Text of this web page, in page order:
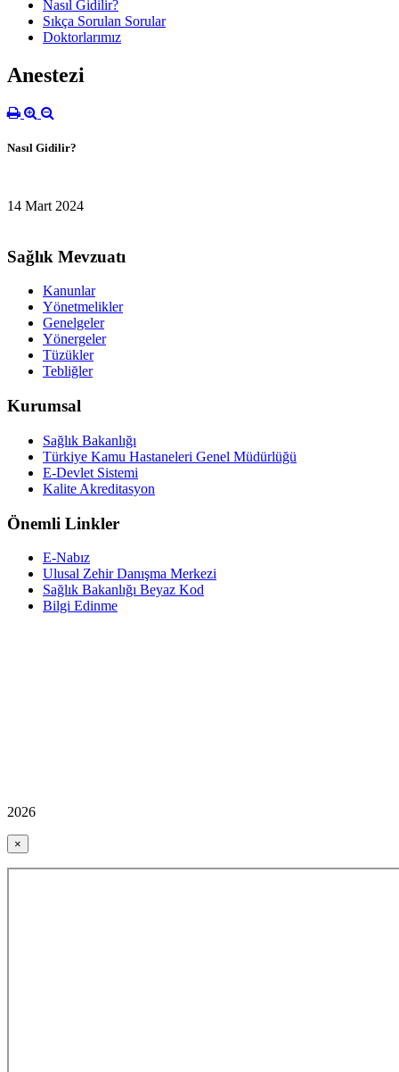
Nasıl Gidilir?
Sıkça Sorulan Sorular
Doktorlarımız
Anestezi
Nasıl Gidilir?
14 Mart 2024
Sağlık Mevzuatı
Kanunlar
Yönetmelikler
Genelgeler
Yönergeler
Tüzükler
Tebliğler
Kurumsal
Sağlık Bakanlığı
Türkiye Kamu Hastaneleri Genel Müdürlüğü
E-Devlet Sistemi
Kalite Akreditasyon
Önemli Linkler
E-Nabız
Ulusal Zehir Danışma Merkezi
Sağlık Bakanlığı Beyaz Kod
Bilgi Edinme
2026
×